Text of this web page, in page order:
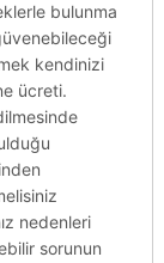
bulunma
kendinizi
ücreti.
nedenleri
sorunun